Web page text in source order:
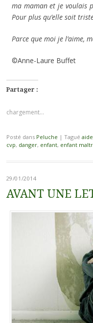
ma maman et je voulais
Pour plus qu’elle soit
Parce que moi je l’aime,
©Anne-Laure Buffet
Partager :
chargement…
Posté dans Peluche | Tagué aide
cvp, danger, enfant, enfant
29/01/2014
AVANT UNE